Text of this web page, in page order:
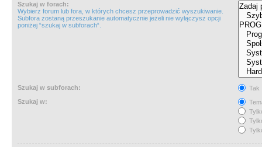
Szukaj w forach:
Wybierz forum lub fora, w których chcesz przeprowadzić wyszukiwanie.
Subfora zostaną przeszukanie automatycznie jeżeli nie wyłączysz opcji
poniżej “szukaj w subforach“.
Szukaj w subforach:
Tak
Szukaj w: